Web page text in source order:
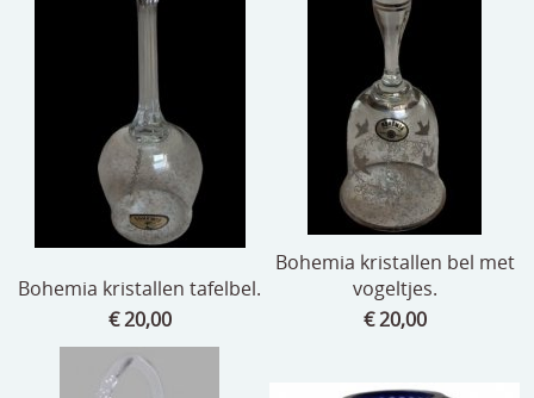
Bohemia kristallen tafelbel.
€ 20,00
Bohemia kristallen bel met
vogeltjes.
€ 20,00